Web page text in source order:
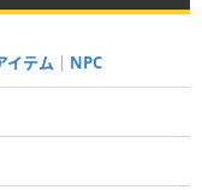
イテム｜NPC